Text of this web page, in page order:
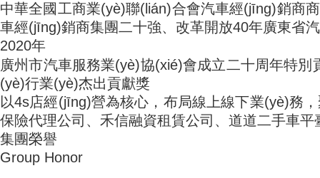
中華全國工商業(yè)聯(lián)合會汽車經(jīng)銷商商
車經(jīng)銷商集團二十強、改革開放40年廣東
2020年
廣州市汽車服務業(yè)協(xié)會成立二十周年特
(yè)行業(yè)杰出貢獻獎
以4s店經(jīng)營為核心，布局線上線下業(yè)務
保險代理公司、禾信融資租賃公司、道道
集團榮譽
Group Honor